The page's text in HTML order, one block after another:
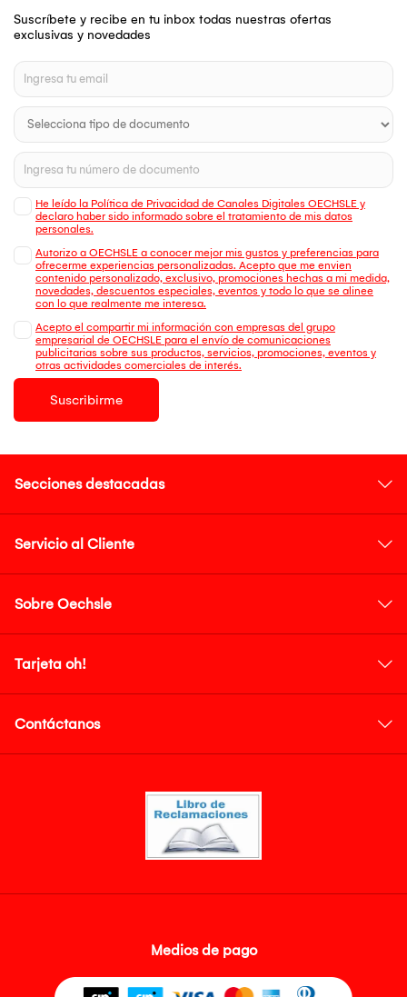
Suscríbete y recibe en tu inbox todas nuestras ofertas
exclusivas y novedades
He leído la Política de Privacidad de Canales Digitales OECHSLE y
declaro haber sido informado sobre el tratamiento de mis datos
personales.
Autorizo a OECHSLE a conocer mejor mis gustos y preferencias para
ofrecerme experiencias personalizadas. Acepto que me envien
contenido personalizado, exclusivo, promociones hechas a mi medida,
novedades, descuentos especiales, eventos y todo lo que se alinee
con lo que realmente me interesa.
Acepto el compartir mi información con empresas del grupo
empresarial de OECHSLE para el envío de comunicaciones
publicitarias sobre sus productos, servicios, promociones, eventos y
otras actividades comerciales de interés.
Suscribirme
Secciones destacadas
Servicio al Cliente
Sobre Oechsle
Tarjeta oh!
Contáctanos
Medios de pago